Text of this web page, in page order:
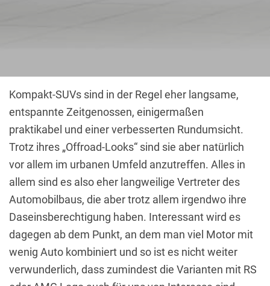
Kompakt-SUVs sind in der Regel eher langsame,
entspannte Zeitgenossen, einigermaßen
praktikabel und einer verbesserten Rundumsicht.
Trotz ihres „Offroad-Looks“ sind sie aber natürlich
vor allem im urbanen Umfeld anzutreffen. Alles in
allem sind es also eher langweilige Vertreter des
Automobilbaus, die aber trotz allem irgendwo ihre
Daseinsberechtigung haben. Interessant wird es
dagegen ab dem Punkt, an dem man viel Motor mit
wenig Auto kombiniert und so ist es nicht weiter
verwunderlich, dass zumindest die Varianten mit RS